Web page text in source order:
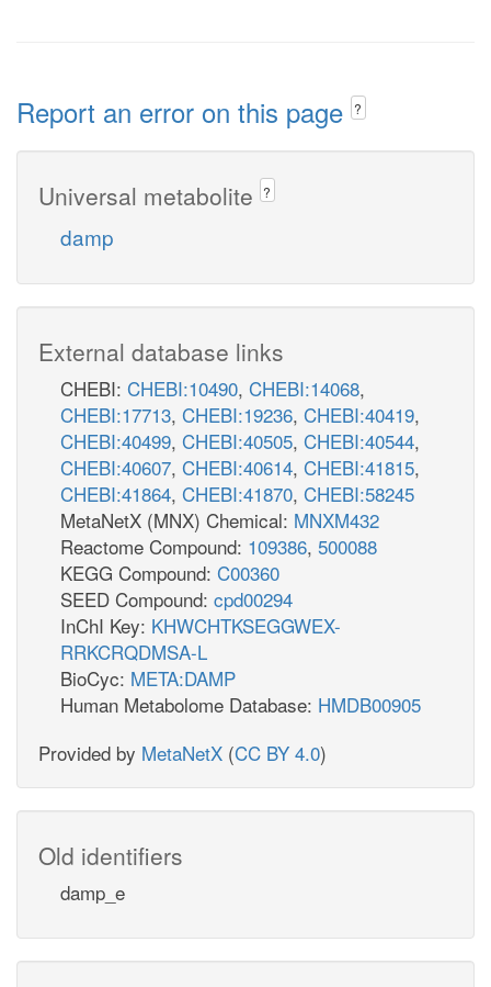
Report an error on this page ?
Universal metabolite ?
damp
External database links
CHEBI: CHEBI:10490, CHEBI:14068,
CHEBI:17713, CHEBI:19236, CHEBI:40419,
CHEBI:40499, CHEBI:40505, CHEBI:40544,
CHEBI:40607, CHEBI:40614, CHEBI:41815,
CHEBI:41864, CHEBI:41870, CHEBI:58245
MetaNetX (MNX) Chemical: MNXM432
Reactome Compound: 109386, 500088
KEGG Compound: C00360
SEED Compound: cpd00294
InChI Key: KHWCHTKSEGGWEX-
RRKCRQDMSA-L
BioCyc: META:DAMP
Human Metabolome Database: HMDB00905
Provided by MetaNetX (CC BY 4.0)
Old identifiers
damp_e